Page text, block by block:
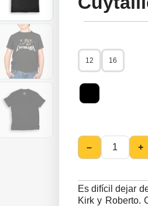
12 16
– +
Es difícil dejar
Kirk y Roberto.